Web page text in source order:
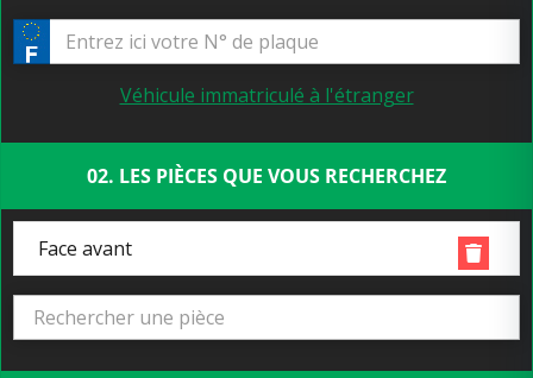
Véhicule immatriculé à l'étranger
02. LES PIÈCES QUE VOUS RECHERCHEZ
Face avant